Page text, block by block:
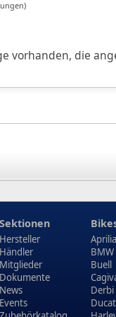
vorhanden, die
Sektionen
Hersteller
Händler
Mitglieder
Dokumente
News
Events
Aprilia
BMW
Buell
Derbi